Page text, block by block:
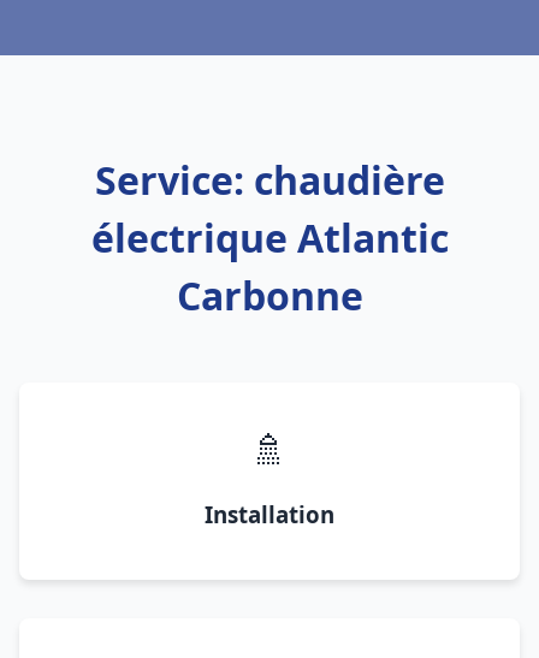
Service: chaudière
électrique Atlantic
Carbonne
🚿
Installation